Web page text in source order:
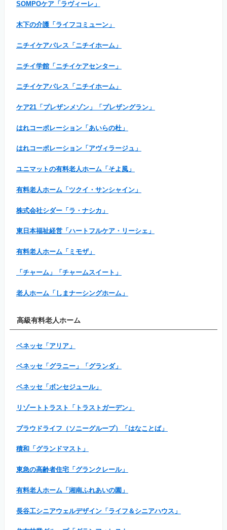
SOMPOケア「ラヴィーレ」
木下の介護「ライフコミューン」
ニチイケアパレス「ニチイホーム」
ニチイ学館「ニチイケアセンター」
ニチイケアパレス「ニチイホーム」
ケア21「プレザンメゾン」「プレザングラン」
はれコーポレーション「あいらの杜」
はれコーポレーション「アヴィラージュ」
ユニマットの有料老人ホーム「そよ風」
有料老人ホーム「ツクイ・サンシャイン」
株式会社シダー「ラ・ナシカ」
東日本福祉経営「ハートフルケア・リーシェ」
有料老人ホーム「ミモザ」
「チャーム」「チャームスイート」
老人ホーム「しまナーシングホーム」
高級有料老人ホーム
ベネッセ「アリア」
ベネッセ「グラニー」「グランダ」
ベネッセ「ボンセジュール」
リゾートトラスト「トラストガーデン」
プラウドライフ（ソニーグループ）「はなことば」
積和「グランドマスト」
東急の高齢者住宅「グランクレール」
有料老人ホーム「湘南ふれあいの園」
長谷工シニアウェルデザイン「ライフ＆シニアハウス」